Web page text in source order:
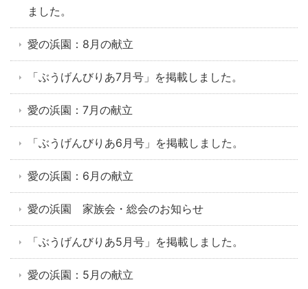
ました。
愛の浜園：8月の献立
「ぶうげんびりあ7月号」を掲載しました。
愛の浜園：7月の献立
「ぶうげんびりあ6月号」を掲載しました。
愛の浜園：6月の献立
愛の浜園 家族会・総会のお知らせ
「ぶうげんびりあ5月号」を掲載しました。
愛の浜園：5月の献立